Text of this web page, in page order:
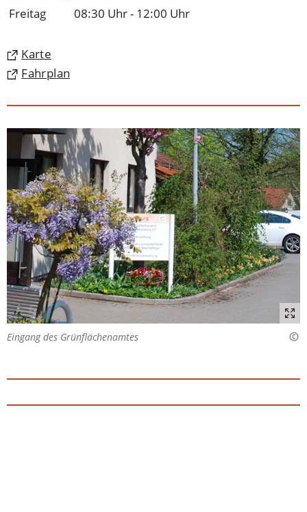
Freitag
08:30 Uhr - 12:00 Uhr
Karte
(Öffnet
in
neuen
Tab)
Fahrplan
(Öffnet
einem
neuen
Tab)
Eingang des Grünflächenamtes